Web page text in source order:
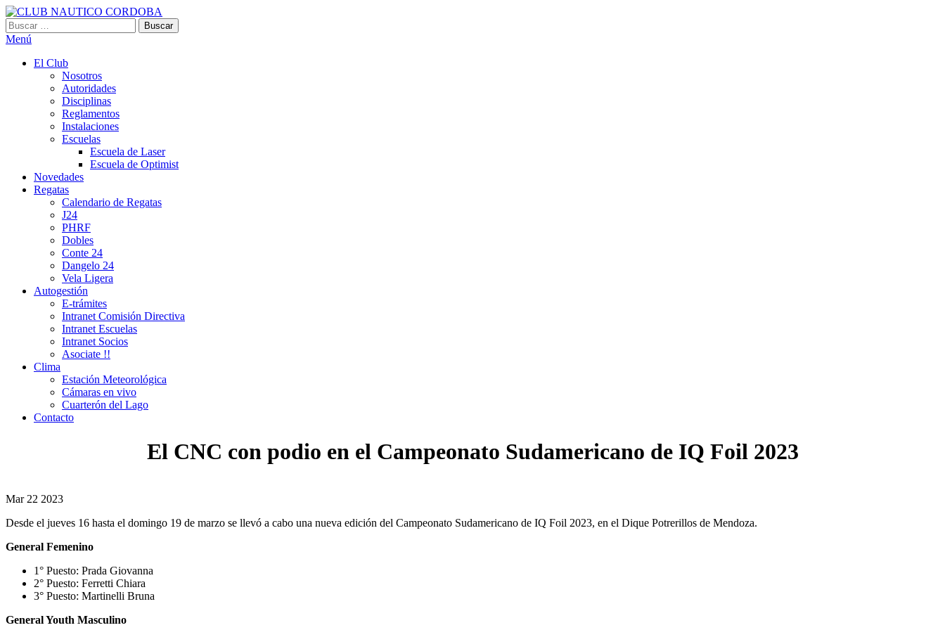
Saltar
al
contenido
CLUB NAUTICO CORDOBA
VILLA CARLOS PAZ
Buscar:
Menú
El Club
Nosotros
Autoridades
Disciplinas
Reglamentos
Instalaciones
Escuelas
Escuela de Laser
Escuela de Optimist​
Novedades
Regatas
Calendario de Regatas
J24
PHRF
Dobles
Conte 24
Dangelo 24
Vela Ligera
Autogestión
E-trámites
Intranet Comisión Directiva
Intranet Escuelas
Intranet Socios
Asociate !!
Clima
Estación Meteorológica
Cámaras en vivo
Cuarterón del Lago
Contacto
El CNC con podio en el Campeonato Sudamericano de IQ Foil 2023
Mar 22 2023
Desde el jueves 16 hasta el domingo 19 de marzo se llevó a cabo una nueva edición del Campeonato Sudamericano de IQ Foil 2023, en el Dique Potrerillos de Mendoza.
General Femenino
1° Puesto: Prada Giovanna
2° Puesto: Ferretti Chiara
3° Puesto: Martinelli Bruna
General Youth Masculino